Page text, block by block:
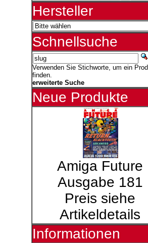
Hersteller
Schnellsuche
Verwenden Sie Stichworte, um ein
finden.
erweiterte Suche
Neue Produkte
Amiga Future
Ausgabe 181
Preis siehe
Artikeldetails
Informationen